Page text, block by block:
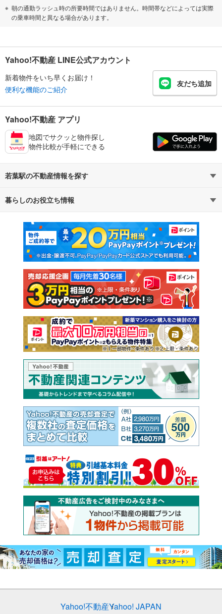
朝の通勤ラッシュ時の所要時間ではありません。時間帯などによっては実際
の乗車時間と異なる場合があります。
Yahoo!不動産 LINE公式アカウント
新着物件をいち早くお届け！
便利な機能のご紹介
友だち追加
Yahoo!不動産 アプリ
地図でサクッと物件探し
物件比較が手軽にできる
若葉駅の不動産情報を探す
不動産・住宅
新築マンション 中古マンション
新築一戸建て 中古一戸建て
注文住宅 土地
売却査定
暮らしのお役立ち情報
マンションカタログ 教えて！住まいの先生
Yahoo!不動産Yahoo! JAPAN